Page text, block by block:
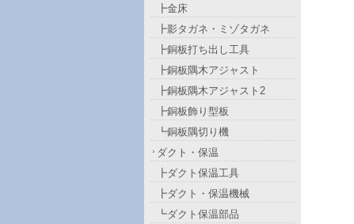
┣金床
┣影タガネ・ミゾタガネ
┣銅板打ち出し工具
┣銅板隅木アジャスト
┣銅板隅木アジャスト2
┣銅板飾り型板
┗銅板隅切り機
ダクト・保温
┣ダクト保温工具
┣ダクト・保温機械
┗ダクト保温部品